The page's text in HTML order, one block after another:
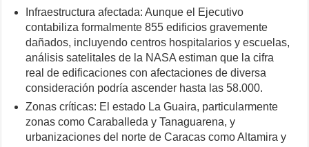
Infraestructura afectada: Aunque el Ejecutivo
contabiliza formalmente 855 edificios gravemente
dañados, incluyendo centros hospitalarios y escuelas,
análisis satelitales de la NASA estiman que la cifra
real de edificaciones con afectaciones de diversa
consideración podría ascender hasta las 58.000.
Zonas críticas: El estado La Guaira, particularmente
zonas como Caraballeda y Tanaguarena, y
urbanizaciones del norte de Caracas como Altamira y